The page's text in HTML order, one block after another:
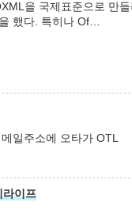
을 국제표준으로 만
했다. 특히나 Of…
일주소에 오타가 OTL
이프